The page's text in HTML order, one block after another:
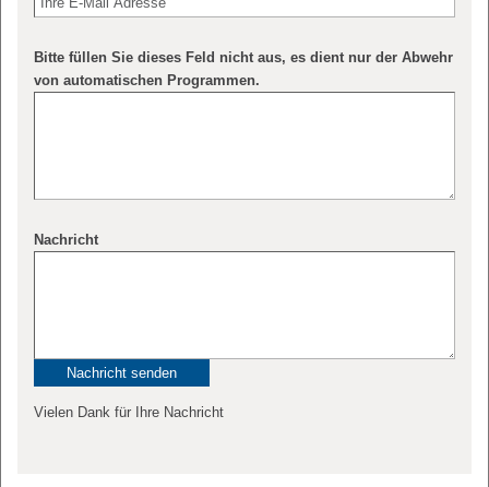
Bitte füllen Sie dieses Feld nicht aus, es dient nur der Abwehr
von automatischen Programmen.
Nachricht
Vielen Dank für Ihre Nachricht